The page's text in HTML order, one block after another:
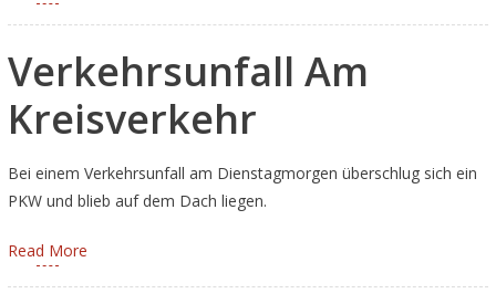
Verkehrsunfall Am
Kreisverkehr
Bei einem Verkehrsunfall am Dienstagmorgen überschlug sich ein
PKW und blieb auf dem Dach liegen.
Read More